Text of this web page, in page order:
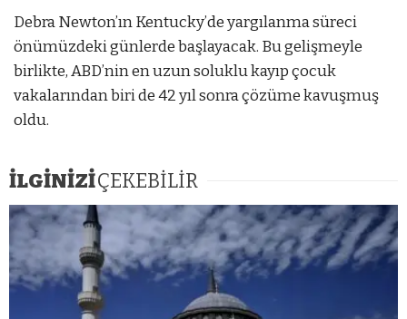
Debra Newton’ın Kentucky’de yargılanma süreci
önümüzdeki günlerde başlayacak. Bu gelişmeyle
birlikte, ABD’nin en uzun soluklu kayıp çocuk
vakalarından biri de 42 yıl sonra çözüme kavuşmuş
oldu.
İLGİNİZİÇEKEBİLİR